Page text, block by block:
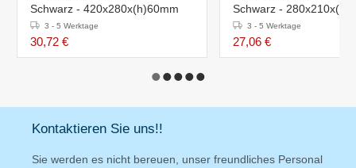
Schwarz - 420x280x(h)60mm
3 - 5 Werktage
30,72 €
Schwarz -
3 - 5 Werktage
27,06 €
Kontaktieren Sie uns!!
Sie werden es nicht bereuen, unser freundliches Personal